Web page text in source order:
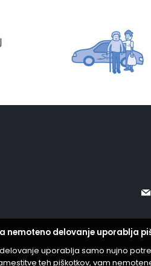
nemoteno delovanje uporablja
uporablja samo nujno
teh piškotkov, vam